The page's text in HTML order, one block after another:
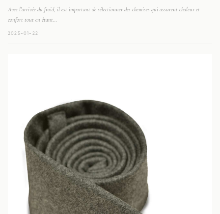
Avec l’arrivée du froid, il est important de sélectionner des chemises qui assurent chaleur et
confort tout en étant...
2025-01-22